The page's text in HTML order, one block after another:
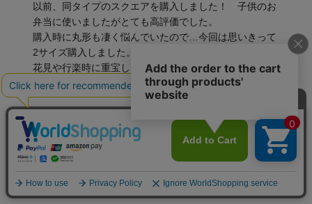
以前、同タイプのスクエアを購入しました！　子供のお
弁当に使いましたがとても高評価でした。
購入時に丸形も凄く悩んでいたので…今回は思いきって
2サイズ購入しました。　小は普段のお弁当で、大はお
花見や行楽時に重宝しそうなサイズ感ですね。　今から
お弁当作りが楽しみです！
まあ 4
購入者